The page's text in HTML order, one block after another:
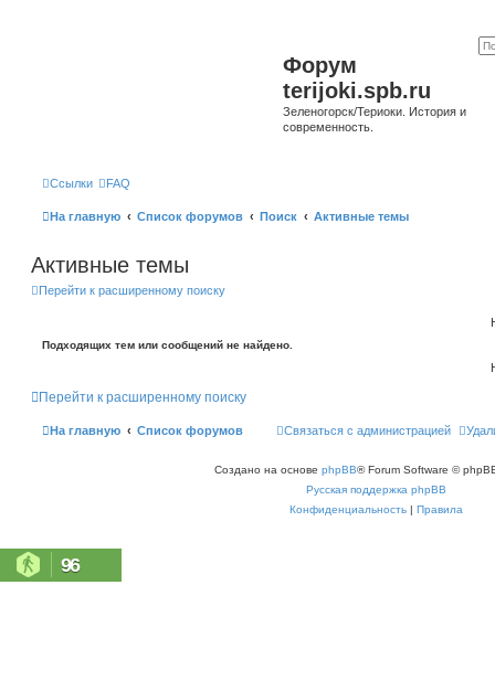
Форум
terijoki.spb.ru
Зеленогорск/Териоки. История и
современность.
Ссылки FAQ
На главную Список форумов Поиск Активные темы
Активные темы
Перейти к расширенному поиску
Подходящих тем или сообщений не найдено.
Перейти к расширенному поиску
На главную Список форумов Связаться с администрацией
Создано на основе phpBB® Forum Software ©
Русская поддержка phpBB
Конфиденциальность | Правила
96